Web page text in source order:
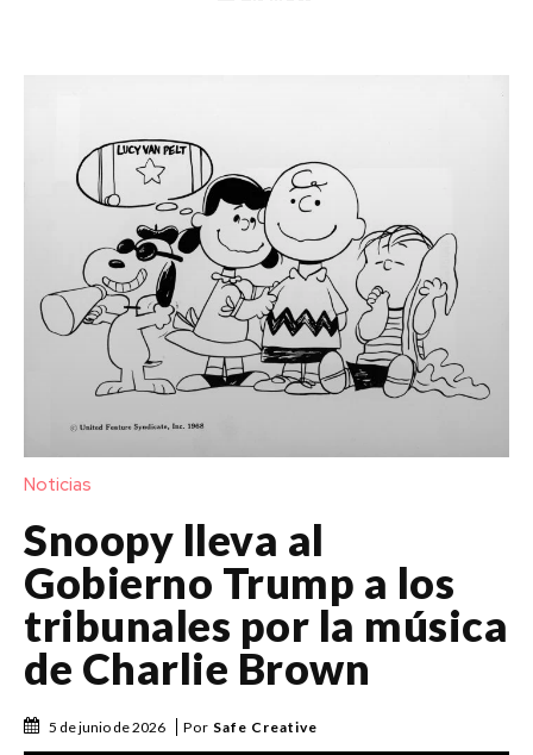
Noticias
Snoopy lleva al
Gobierno Trump a los
tribunales por la música
de Charlie Brown
5 de junio de 2026 Por Safe Creative